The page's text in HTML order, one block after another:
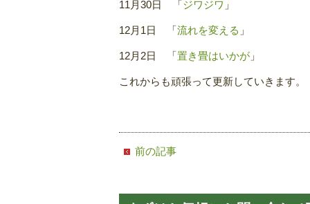
11月30日 「ジワジワ 」
12月1日 「流れを変える 」
12月2日 「置き畳はいかが 」
これからも頑張って更新していきます。
前の記事